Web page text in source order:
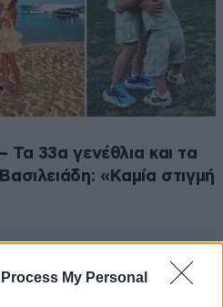
My Personal
Τα 33α γενέθλια και τα
«Καμία στιγμή